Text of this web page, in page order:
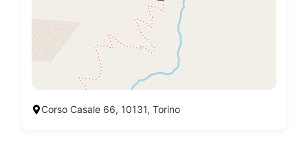
Corso Casale 66, 10131, Torino